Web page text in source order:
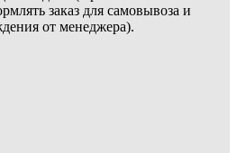
заказ для самовывоза и
от менеджера).